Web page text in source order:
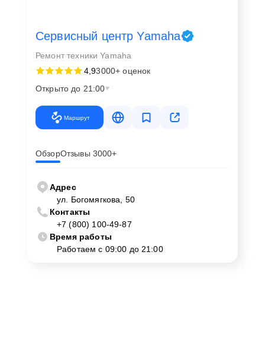
Сервисный центр Yamaha
Ремонт техники Yamaha
4,93000+ оценок
Открыто до 21:00
Маршрут
ОбзорОтзывы 3000+
Адрес
ул. Богомягкова, 50
Контакты
+7 (800) 100-49-87
Время работы
Работаем с 09:00 до 21:00